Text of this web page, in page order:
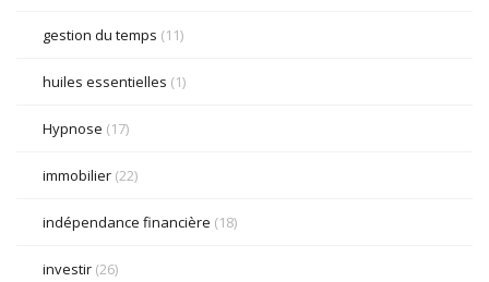
gestion du temps (11)
huiles essentielles (1)
Hypnose (17)
immobilier (22)
indépendance financière (18)
investir (26)